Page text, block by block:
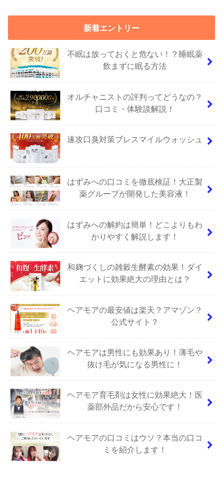
新着エントリー
不眠は放っておくと危ない！？睡眠薬
飲まずに眠る方法
オルチャニストの評判ってどうなの？
口コミ・体験談解説！
速攻口臭対策ブレスマイルウォッシュ
はずみへの口コミを徹底検証！大正製
薬グループが開発した美容液！
はずみへの解約は簡単！どこよりもわ
かりやすく解説します！
和麹づくしの雑穀生酵素の効果！ダイ
エットに効果絶大の理由とは？
ヘアモアの最安値は楽天？アマゾン？
公式サイト？
ヘアモアは男性にも効果あり！薄毛や
抜け毛が気になる男性に！
ヘアモア育毛剤は女性に効果絶大！医
薬部外品だから安心です！
ヘアモアの口コミはウソ？本当の口コ
ミを紹介します！